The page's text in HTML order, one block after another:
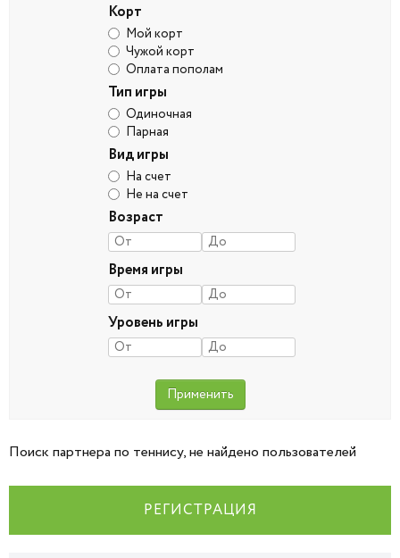
Корт
Мой корт
Чужой корт
Оплата пополам
Тип игры
Одиночная
Парная
Вид игры
На счет
Не на счет
Возраст
Время игры
Уровень игры
Поиск партнера по теннису, не найдено пользователей
РЕГИСТРАЦИЯ